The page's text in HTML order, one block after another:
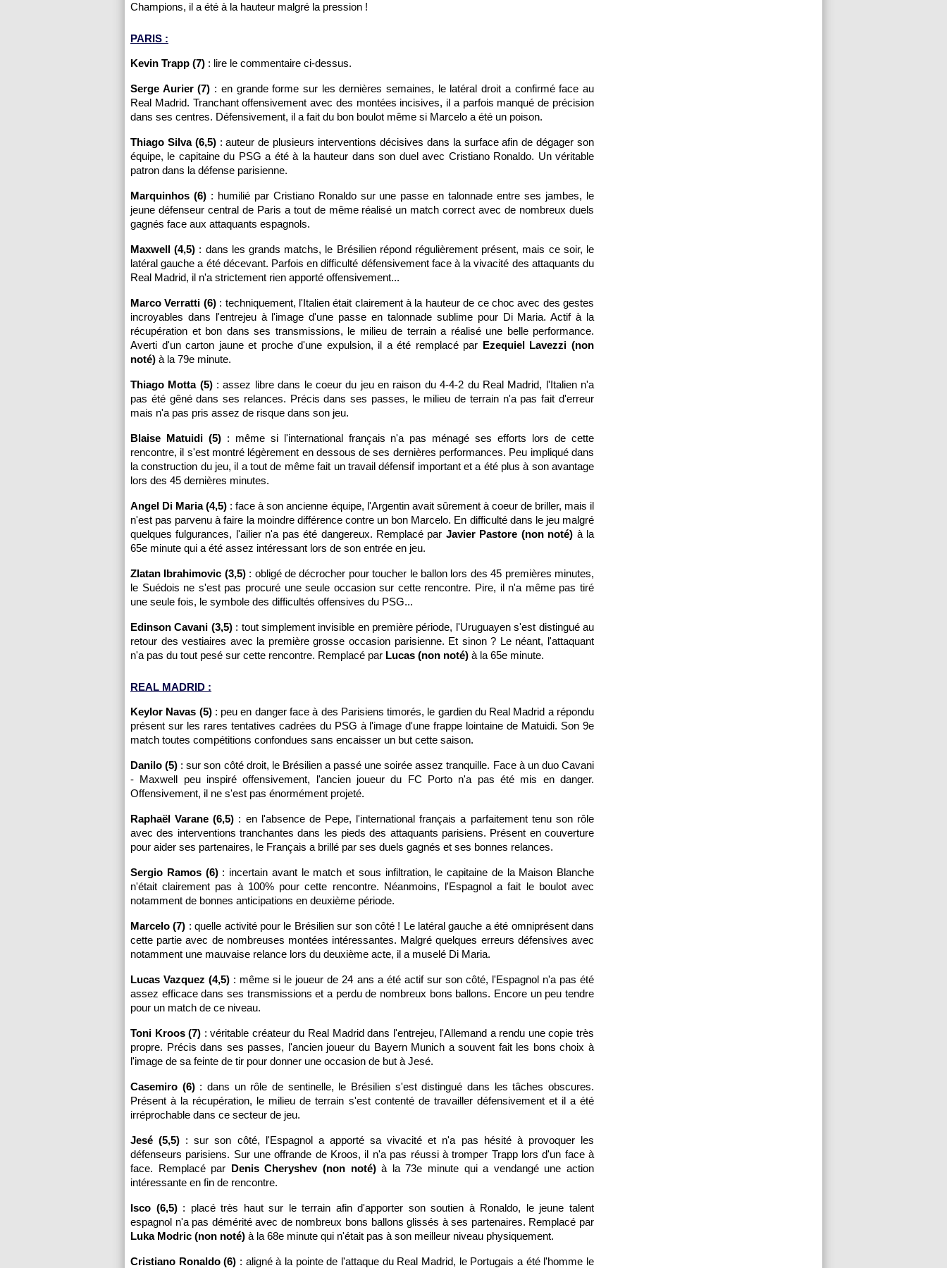
Champions, il a été à la hauteur malgré la pression !
PARIS :
Kevin Trapp (7) : lire le commentaire ci-dessus.
Serge Aurier (7) : en grande forme sur les dernières semaines, le latéral droit a confirmé face au
Real Madrid. Tranchant offensivement avec des montées incisives, il a parfois manqué de précision
dans ses centres. Défensivement, il a fait du bon boulot même si Marcelo a été un poison.
Thiago Silva (6,5): auteur de plusieurs interventions décisives dans la surface afin de dégager son
équipe, le capitaine du PSG a été à la hauteur dans son duel avec Cristiano Ronaldo. Un véritable
patron dans la défense parisienne.
Marquinhos (6): humilié par Cristiano Ronaldo sur une passe en talonnade entre ses jambes, le
jeune défenseur central de Paris a tout de même réalisé un match correct avec de nombreux duels
gagnés face aux attaquants espagnols.
Maxwell (4,5) : dans les grands matchs, le Brésilien répond régulièrement présent, mais ce soir, le
latéral gauche a été décevant. Parfois en difficulté défensivement face à la vivacité des attaquants du
Real Madrid, il n'a strictement rien apporté offensivement...
Marco Verratti (6): techniquement, l'Italien était clairement à la hauteur de ce choc avec des gestes
incroyables dans l'entrejeu à l'image d'une passe en talonnade sublime pour Di Maria. Actif à la
récupération et bon dans ses transmissions, le milieu de terrain a réalisé une belle performance.
Averti d'un carton jaune et proche d'une expulsion, il a été remplacé par Ezequiel Lavezzi (non
noté) à la 79e minute.
Thiago Motta (5): assez libre dans le coeur du jeu en raison du 4-4-2 du Real Madrid, l'Italien n'a
pas été gêné dans ses relances. Précis dans ses passes, le milieu de terrain n'a pas fait d'erreur
mais n'a pas pris assez de risque dans son jeu.
Blaise Matuidi (5): même si l'international français n'a pas ménagé ses efforts lors de cette
rencontre, il s'est montré légèrement en dessous de ses dernières performances. Peu impliqué dans
la construction du jeu, il a tout de même fait un travail défensif important et a été plus à son avantage
lors des 45 dernières minutes.
Angel Di Maria (4,5) : face à son ancienne équipe, l'Argentin avait sûrement à coeur de briller, mais il
n'est pas parvenu à faire la moindre différence contre un bon Marcelo. En difficulté dans le jeu malgré
quelques fulgurances, l'ailier n'a pas été dangereux. Remplacé par Javier Pastore (non noté) à la
65e minute qui a été assez intéressant lors de son entrée en jeu.
Zlatan Ibrahimovic (3,5): obligé de décrocher pour toucher le ballon lors des 45 premières minutes,
le Suédois ne s'est pas procuré une seule occasion sur cette rencontre. Pire, il n'a même pas tiré
une seule fois, le symbole des difficultés offensives du PSG...
Edinson Cavani (3,5): tout simplement invisible en première période, l'Uruguayen s'est distingué au
retour des vestiaires avec la première grosse occasion parisienne. Et sinon ? Le néant, l'attaquant
n'a pas du tout pesé sur cette rencontre. Remplacé par Lucas (non noté) à la 65e minute.
REAL MADRID :
Keylor Navas (5): peu en danger face à des Parisiens timorés, le gardien du Real Madrid a répondu
présent sur les rares tentatives cadrées du PSG à l'image d'une frappe lointaine de Matuidi. Son 9e
match toutes compétitions confondues sans encaisser un but cette saison.
Danilo (5) : sur son côté droit, le Brésilien a passé une soirée assez tranquille. Face à un duo Cavani
- Maxwell peu inspiré offensivement, l'ancien joueur du FC Porto n'a pas été mis en danger.
Offensivement, il ne s'est pas énormément projeté.
Raphaël Varane (6,5) : en l'absence de Pepe, l'international français a parfaitement tenu son rôle
avec des interventions tranchantes dans les pieds des attaquants parisiens. Présent en couverture
pour aider ses partenaires, le Français a brillé par ses duels gagnés et ses bonnes relances.
Sergio Ramos (6): incertain avant le match et sous infiltration, le capitaine de la Maison Blanche
n'était clairement pas à 100% pour cette rencontre. Néanmoins, l'Espagnol a fait le boulot avec
notamment de bonnes anticipations en deuxième période.
Marcelo (7) : quelle activité pour le Brésilien sur son côté ! Le latéral gauche a été omniprésent dans
cette partie avec de nombreuses montées intéressantes. Malgré quelques erreurs défensives avec
notamment une mauvaise relance lors du deuxième acte, il a muselé Di Maria.
Lucas Vazquez (4,5) : même si le joueur de 24 ans a été actif sur son côté, l'Espagnol n'a pas été
assez efficace dans ses transmissions et a perdu de nombreux bons ballons. Encore un peu tendre
pour un match de ce niveau.
Toni Kroos (7) : véritable créateur du Real Madrid dans l'entrejeu, l'Allemand a rendu une copie très
propre. Précis dans ses passes, l'ancien joueur du Bayern Munich a souvent fait les bons choix à
l'image de sa feinte de tir pour donner une occasion de but à Jesé.
Casemiro (6): dans un rôle de sentinelle, le Brésilien s'est distingué dans les tâches obscures.
Présent à la récupération, le milieu de terrain s'est contenté de travailler défensivement et il a été
irréprochable dans ce secteur de jeu.
Jesé (5,5) : sur son côté, l'Espagnol a apporté sa vivacité et n'a pas hésité à provoquer les
défenseurs parisiens. Sur une offrande de Kroos, il n'a pas réussi à tromper Trapp lors d'un face à
face. Remplacé par Denis Cheryshev (non noté)à la 73e minute qui a vendangé une action
intéressante en fin de rencontre.
Isco (6,5): placé très haut sur le terrain afin d'apporter son soutien à Ronaldo, le jeune talent
espagnol n'a pas démérité avec de nombreux bons ballons glissés à ses partenaires. Remplacé par
Luka Modric (non noté) à la 68e minute qui n'était pas à son meilleur niveau physiquement.
Cristiano Ronaldo (6) : aligné à la pointe de l'attaque du Real Madrid, le Portugais a été l'homme le